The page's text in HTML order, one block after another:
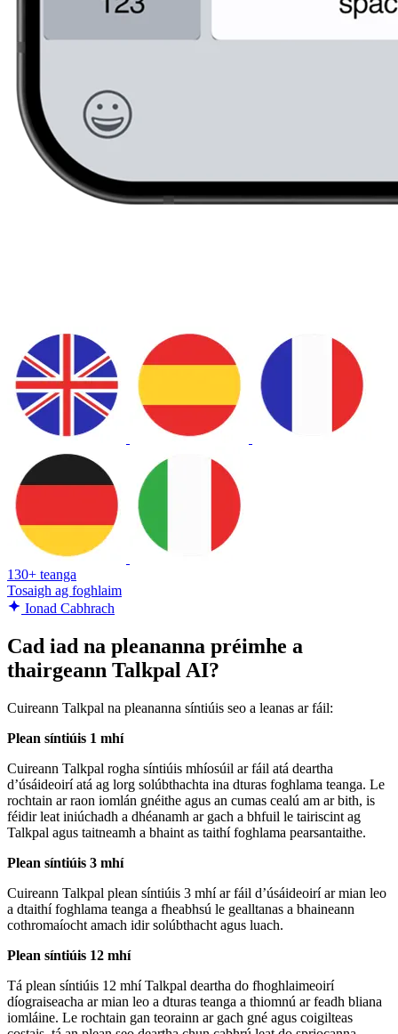
130+ teanga
Tosaigh ag foghlaim
Ionad Cabhrach
Cad iad na pleananna préimhe a
thairgeann Talkpal AI?
Cuireann Talkpal na pleananna síntiúis seo a leanas ar fáil:
Plean síntiúis 1 mhí
Cuireann Talkpal rogha síntiúis mhíosúil ar fáil atá deartha
d’úsáideoirí atá ag lorg solúbthachta ina dturas foghlama teanga. Le
rochtain ar raon iomlán gnéithe agus an cumas cealú am ar bith, is
féidir leat iniúchadh a dhéanamh ar gach a bhfuil le tairiscint ag
Talkpal agus taitneamh a bhaint as taithí foghlama pearsantaithe.
Plean síntiúis 3 mhí
Cuireann Talkpal plean síntiúis 3 mhí ar fáil d’úsáideoirí ar mian leo
a dtaithí foghlama teanga a fheabhsú le gealltanas a bhaineann
cothromaíocht amach idir solúbthacht agus luach.
Plean síntiúis 12 mhí
Tá plean síntiúis 12 mhí Talkpal deartha do fhoghlaimeoirí
díograiseacha ar mian leo a dturas teanga a thiomnú ar feadh bliana
iomláine. Le rochtain gan teorainn ar gach gné agus coigilteas